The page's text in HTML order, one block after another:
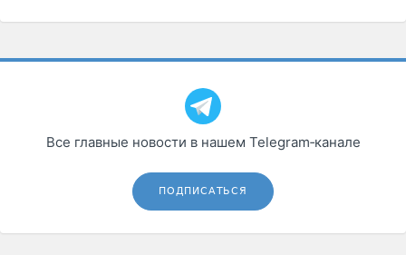
Все главные новости в нашем Telegram‑канале
ПОДПИСАТЬСЯ